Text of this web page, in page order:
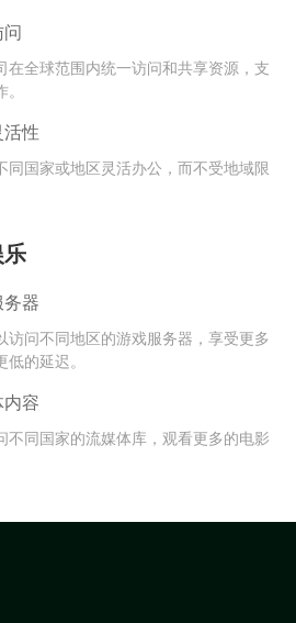
在全球范围内统一访问和共享资源，支
性
同国家或地区灵活办公，而不受地域限
器
访问不同地区的游戏服务器，享受更多
的延迟。
容
不同国家的流媒体库，观看更多的电影